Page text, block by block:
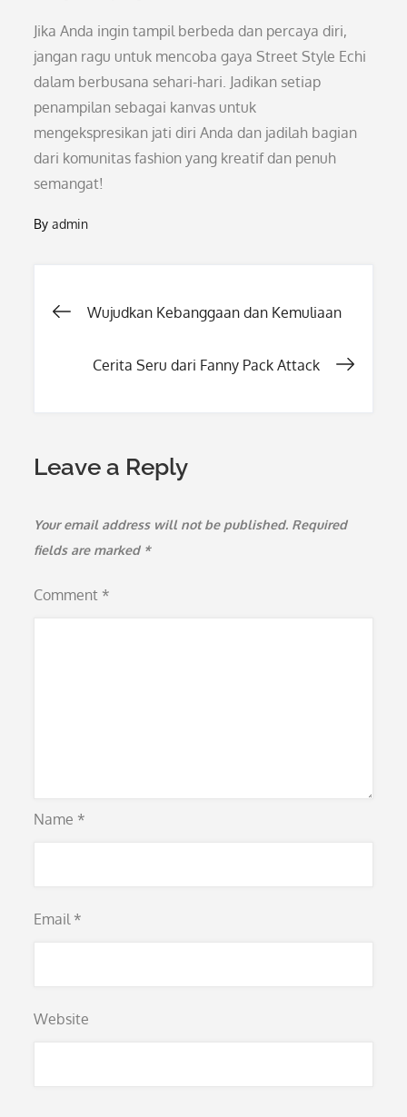
Jika Anda ingin tampil berbeda dan percaya diri,
jangan ragu untuk mencoba gaya Street Style Echi
dalam berbusana sehari-hari. Jadikan setiap
penampilan sebagai kanvas untuk
mengekspresikan jati diri Anda dan jadilah bagian
dari komunitas fashion yang kreatif dan penuh
semangat!
Byadmin
Post
navigation
Wujudkan Kebanggaan dan Kemuliaan
Cerita Seru dari Fanny Pack Attack
Leave a Reply
Your email address will not be published. Required
fields are marked *
Comment *
Name *
Email *
Website